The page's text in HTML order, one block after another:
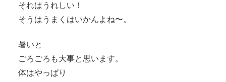
それはうれしい！
そうはうまくはいかんよね〜。
暑いと
ごろごろも大事と思います。
体はやっぱり